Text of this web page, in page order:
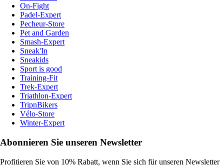
On-Fight
Padel-Expert
Pecheur-Store
Pet and Garden
Smash-Expert
Sneak'In
Sneakids
Sport is good
Training-Fit
Trek-Expert
Triathlon-Expert
TripnBikers
Vélo-Store
Winter-Expert
Abonnieren Sie unseren Newsletter
Profitieren Sie von 10% Rabatt, wenn Sie sich für unseren Newsletter